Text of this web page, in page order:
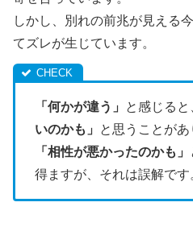
しかし、別れの前兆が見える
てズレが生じています。
「何かが違う」 と感じると
いのかも」
と思うことがあ
「相性が悪かったのかも」
得ますが、それは誤解です